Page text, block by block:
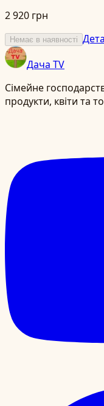
2 920 грн
Немає в наявності
Дача TV
Сімейне
продукти, квіти та